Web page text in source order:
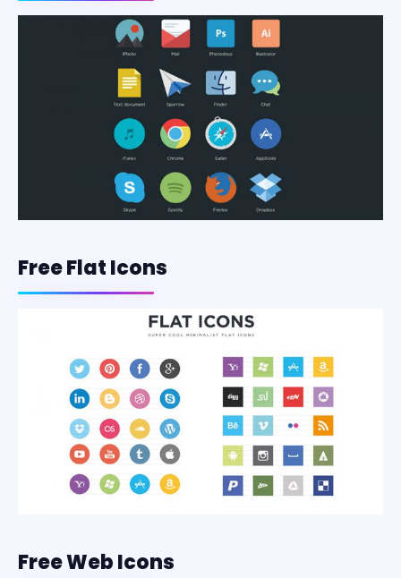
Free Flat Icons
Free Web Icons